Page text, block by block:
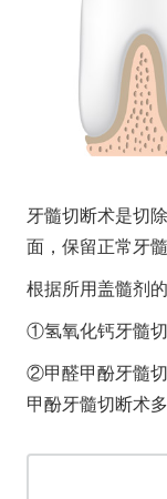
首页
关于我们
医疗服务
牙髓切断术是切
面，保留正常牙
根据所用盖髓剂
①氢氧化钙牙髓切
②甲醛甲酚牙髓
甲酚牙髓切断术